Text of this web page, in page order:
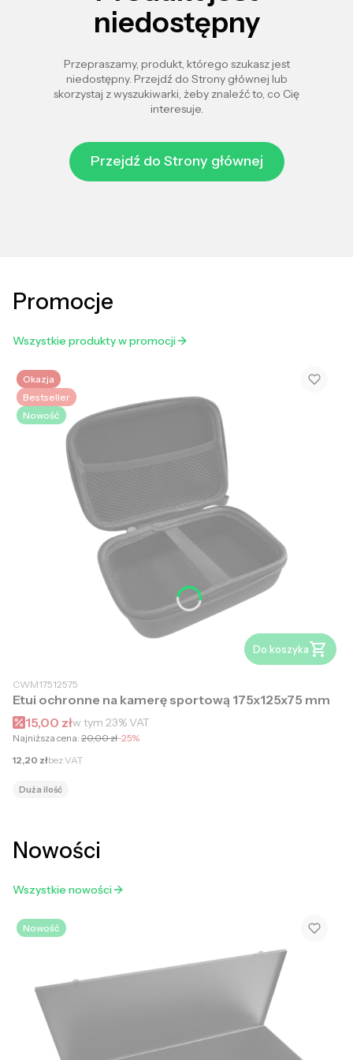
niedostępny
Przepraszamy, produkt, którego szukasz jest
niedostępny. Przejdź do Strony głównej lub
skorzystaj z wyszukiwarki, żeby znaleźć to, co Cię
interesuje.
Przejdź do Strony głównej
Promocje
Wszystkie produkty w promocji
Okazja
Bestseller
Nowość
Do koszyka
CWM17512575
Etui ochronne na kamerę sportową 175x125x75 mm
Cena promocyjna brutto
15,00 złw tym 23%VAT
Najniższa cena: 20,00 zł-25%
Cena netto
12,20 złbez VAT
Duża ilość
Nowości
Wszystkie nowości
Nowość